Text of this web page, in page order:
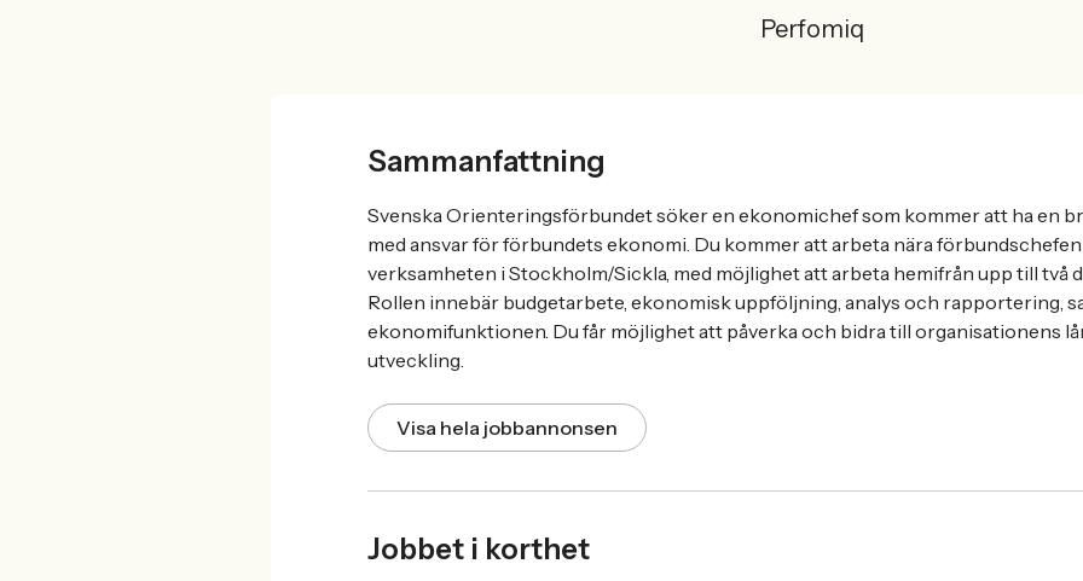
Perfomiq
Sammanfattning
Svenska Orienteringsförbundet söker en ekonomichef som kommer att ha en
med ansvar för förbundets ekonomi. Du kommer att arbeta nära
verksamheten i Stockholm/Sickla, med möjlighet att arbeta hemifrån upp till två
Rollen innebär budgetarbete, ekonomisk uppföljning, analys och rapportering,
ekonomifunktionen. Du får möjlighet att påverka och bidra till organisationens
utveckling.
Visa hela jobbannonsen
Jobbet i korthet